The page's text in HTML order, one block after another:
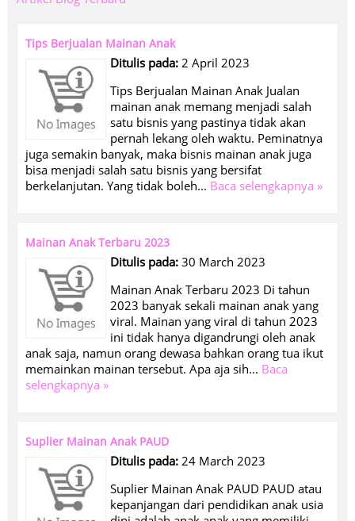
Tips Berjualan Mainan Anak
Ditulis pada: 2 April 2023
Tips Berjualan Mainan Anak Jualan
mainan anak memang menjadi salah
satu bisnis yang pastinya tidak akan
pernah lekang oleh waktu. Peminatnya
juga semakin banyak, maka bisnis mainan anak juga
bisa menjadi salah satu bisnis yang bersifat
berkelanjutan. Yang tidak boleh... Baca selengkapnya »
Mainan Anak Terbaru 2023
Ditulis pada: 30 March 2023
Mainan Anak Terbaru 2023 Di tahun
2023 banyak sekali mainan anak yang
viral. Mainan yang viral di tahun 2023
ini tidak hanya digandrungi oleh anak
anak saja, namun orang dewasa bahkan orang tua ikut
memainkan mainan tersebut. Apa aja sih... Baca
selengkapnya »
Suplier Mainan Anak PAUD
Ditulis pada: 24 March 2023
Suplier Mainan Anak PAUD PAUD atau
kepanjangan dari pendidikan anak usia